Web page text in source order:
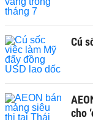
Cú
cho